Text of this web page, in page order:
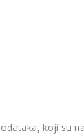
koji su